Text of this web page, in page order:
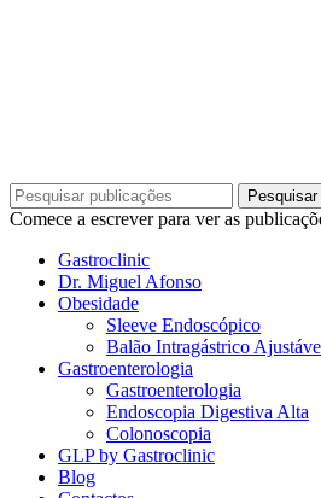
Pesquisar
Comece a escrever para ver as
Gastroclinic
Dr. Miguel Afonso
Obesidade
Sleeve Endoscópico
Balão Intragástrico
Gastroenterologia
Gastroenterologia
Endoscopia Digestiva Alta
Colonoscopia
GLP by Gastroclinic
Blog